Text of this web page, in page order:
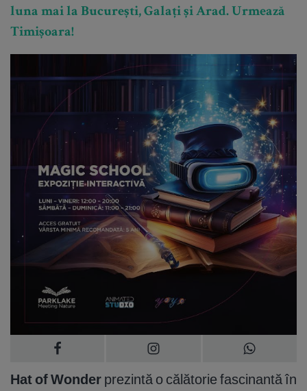
luna mai la București, Galați și Arad. Urmează
Timișoara!
Hat of Wonder prezintă o călătorie fascinantă în